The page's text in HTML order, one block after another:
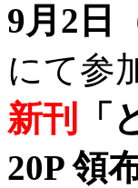
9月2日
にて参
新刊
20P 領